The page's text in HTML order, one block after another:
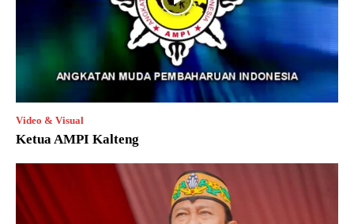
Video & Visual
Ketua AMPI Kalteng